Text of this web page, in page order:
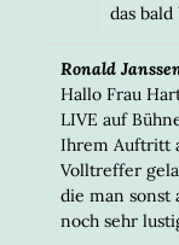
das
Ronald
Hallo Frau
LIVE auf
Ihrem Auftritt
Volltreffer
die man sonst
noch sehr